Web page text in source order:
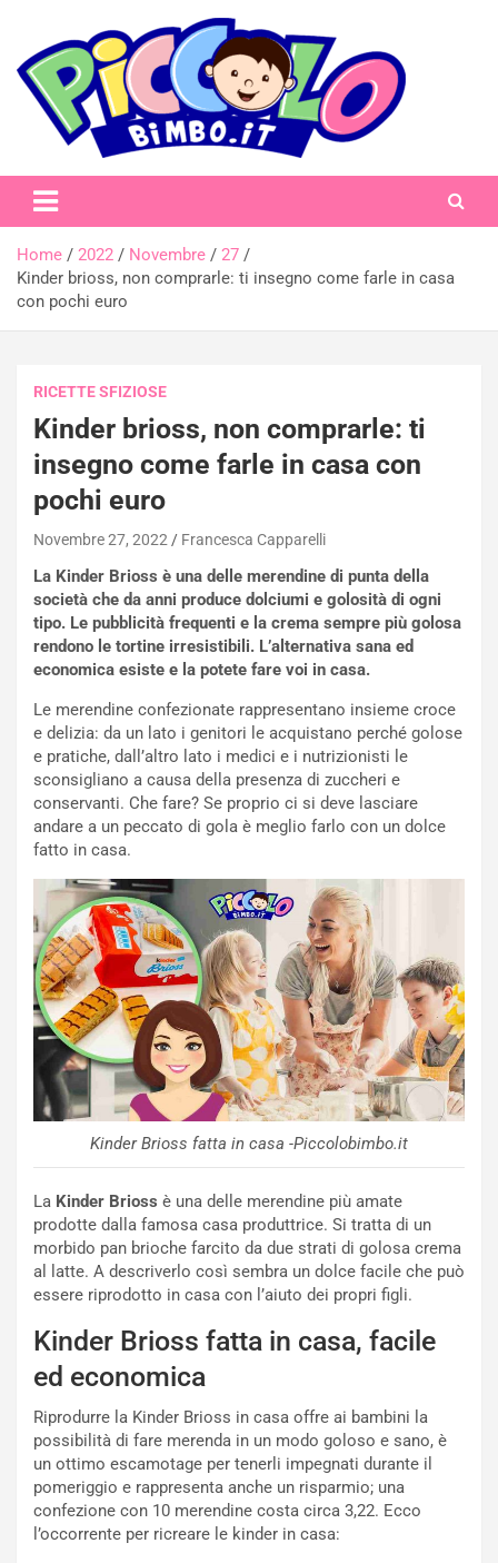
content
piccolobimbo.it
Home 2022 Novembre
27
Kinder brioss, non comprarle: ti insegno come farle in casa
con pochi euro
RICETTE SFIZIOSE
Kinder brioss, non comprarle: ti
insegno come farle in casa con
pochi euro
Novembre 27, 2022 Francesca Capparelli
La Kinder Brioss è una delle merendine di punta della
società che da anni produce dolciumi e golosità di ogni
tipo. Le pubblicità frequenti e la crema sempre più golosa
rendono le tortine irresistibili. L’alternativa sana ed
economica esiste e la potete fare voi in casa.
Le merendine confezionate rappresentano insieme croce
e delizia: da un lato i genitori le acquistano perché golose
e pratiche, dall’altro lato i medici e i nutrizionisti le
sconsigliano a causa della presenza di zuccheri e
conservanti. Che fare? Se proprio ci si deve lasciare
andare a un peccato di gola è meglio farlo con un dolce
fatto in casa.
Kinder Brioss fatta in casa -Piccolobimbo.it
La Kinder Brioss è una delle merendine più amate
prodotte dalla famosa casa produttrice. Si tratta di un
morbido pan brioche farcito da due strati di golosa crema
al latte. A descriverlo così sembra un dolce facile che può
essere riprodotto in casa con l’aiuto dei propri figli.
Kinder Brioss fatta in casa, facile
ed economica
Riprodurre la Kinder Brioss in casa offre ai bambini la
possibilità di fare merenda in un modo goloso e sano, è
un ottimo escamotage per tenerli impegnati durante il
pomeriggio e rappresenta anche un risparmio; una
confezione con 10 merendine costa circa 3,22. Ecco
l’occorrente per ricreare le kinder in casa: